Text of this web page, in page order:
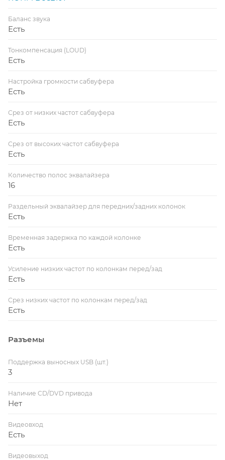
Баланс звука
Есть
Тонкомпенсация (LOUD)
Есть
Настройка громкости сабвуфера
Есть
Срез от низких частот сабвуфера
Есть
Срез от высоких частот сабвуфера
Есть
Количество полос эквалайзера
16
Раздельный эквалайзер для передних/задних колонок
Есть
Временная задержка по каждой колонке
Есть
Усиление низких частот по колонкам перед/зад
Есть
Срез низких частот по колонкам перед/зад
Есть
Разъемы
Поддержка выносных USB (шт.)
3
Наличие CD/DVD привода
Нет
Видеовход
Есть
Видеовыход